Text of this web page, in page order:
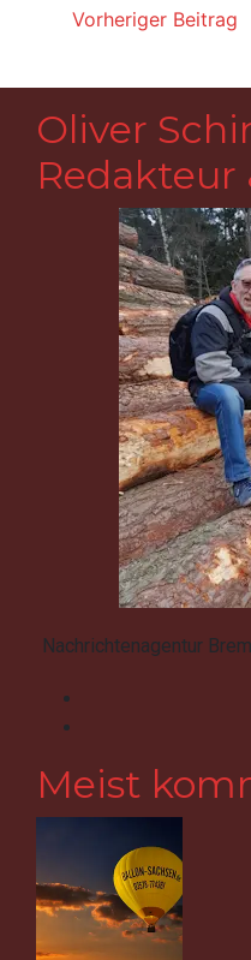
Vorheriger Beitrag
Oliver
Redakteur
Nachrichtenagentur
Meist